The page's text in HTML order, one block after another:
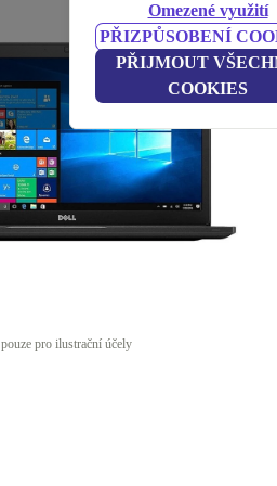
Omezené využití
PŘIZPŮSOBENÍ
PŘIJMOUT
COOKIES
pouze pro ilustrační účely